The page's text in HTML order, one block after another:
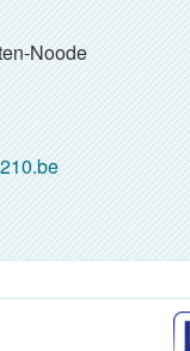
Noode